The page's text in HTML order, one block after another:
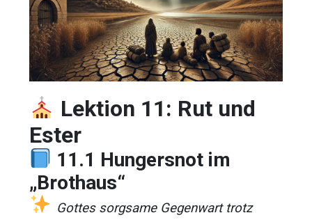
Lektion 11: Rut und
Ester
11.1 Hungersnot im
„Brothaus“
Gottes sorgsame Gegenwart trotz